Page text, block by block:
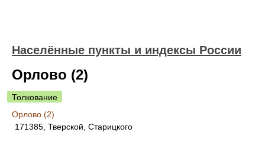
Населённые пункты и индексы России
Орлово (2)
Толкование
Орлово (2)
171385, Тверской, Старицкого